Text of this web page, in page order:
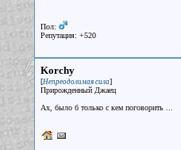
Пол:
Репутация: +520
Korchy
[Непреодолимая сила]
Прирожденный Джаец
Ах, было б только с кем поговорить ...